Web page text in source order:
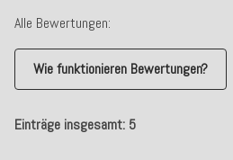
Alle Bewertungen:
Wie funktionieren Bewertungen?
Einträge insgesamt: 5